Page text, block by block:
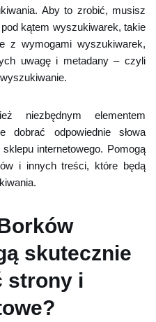
Aby to zrobić, musisz
kątem wyszukiwarek, takie
z wymogami wyszukiwarek,
uwagę i metadany – czyli
niezbędnym elementem
dobrać odpowiednie słowa
internetowego. Pomogą
i innych treści, które będą
skutecznie
strony i